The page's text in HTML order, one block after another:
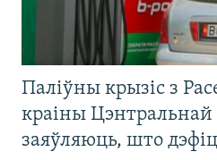
Паліўны крызіс з
краіны Цэнтральнай
заяўляюць, што